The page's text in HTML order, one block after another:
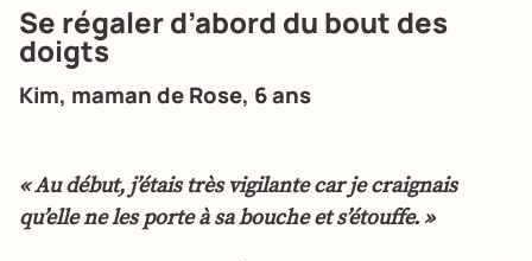
Se régaler d’abord du bout des
doigts
Kim, maman de Rose, 6 ans
« Au début, j’étais très vigilante car je craignais
qu’elle ne les porte à sa bouche et s’étouffe. »